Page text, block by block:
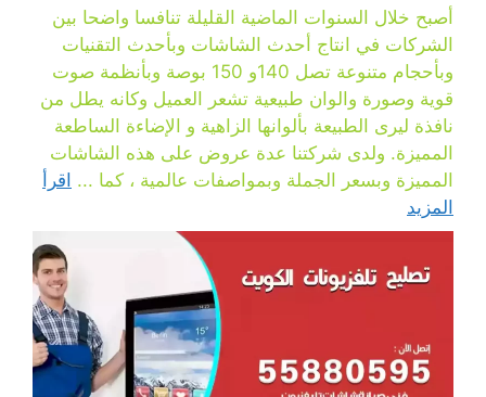
أصبح خلال السنوات الماضية القليلة تنافسا واضحا بين
الشركات في انتاج أحدث الشاشات وبأحدث التقنيات
وبأحجام متنوعة تصل 140و 150 بوصة وبأنظمة صوت
قوية وصورة والوان طبيعية تشعر العميل وكانه يطل من
نافذة ليرى الطبيعة بألوانها الزاهية و الإضاءة الساطعة
المميزة. ولدى شركتنا عدة عروض على هذه الشاشات
المميزة وبسعر الجملة وبمواصفات عالمية ، كما ... اقرأ
المزيد